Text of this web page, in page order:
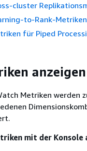
cluster
to-Rank-Metriken
für Piped
Metriken werden
mit der Konsole